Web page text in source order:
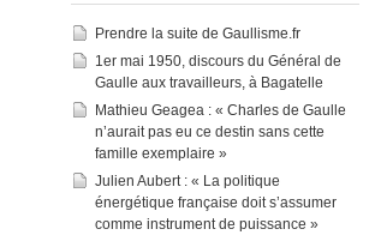
Prendre la suite de Gaullisme.fr
1er mai 1950, discours du Général de
Gaulle aux travailleurs, à Bagatelle
Mathieu Geagea : « Charles de Gaulle
n’aurait pas eu ce destin sans cette
famille exemplaire »
Julien Aubert : « La politique
énergétique française doit s’assumer
comme instrument de puissance »